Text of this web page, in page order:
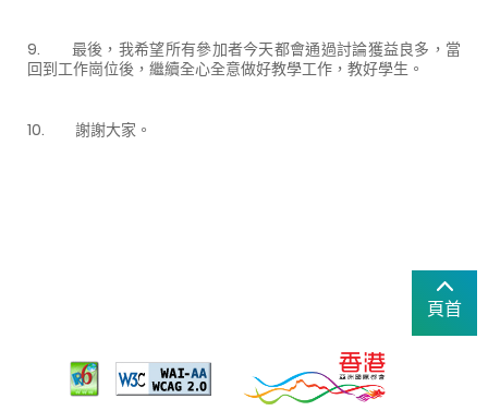
9. 最後，我希望所有參加者今天都會通過討論獲益良多，當
回到工作崗位後，繼續全心全意做好教學工作，教好學生。
10. 謝謝大家。
頁首